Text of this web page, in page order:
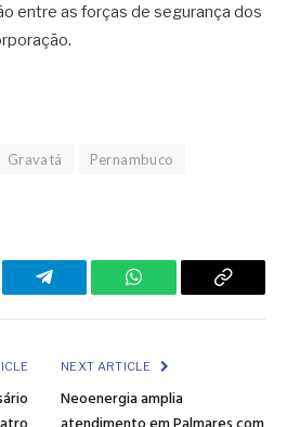
entre as forças de segurança dos
Gravatá
Pernambuco
Telegram WhatsApp Copy
NEXT ARTICLE
Neoenergia amplia